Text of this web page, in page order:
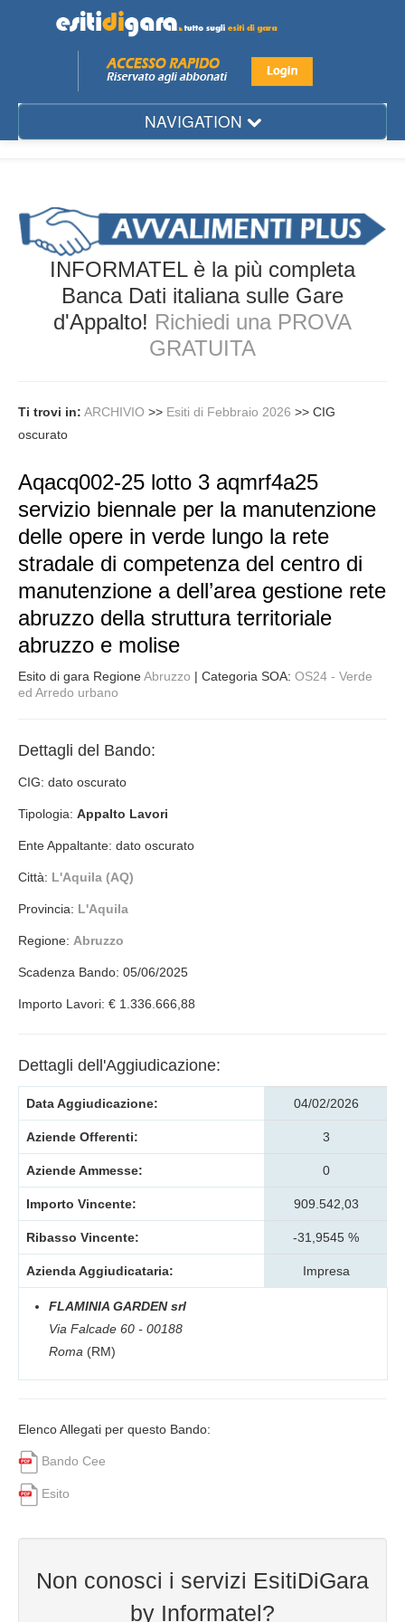
NAVIGATION
Provincia
Città
Settore
Ente
INFORMATEL è la più completa
Banca Dati italiana sulle Gare
d'Appalto! Richiedi una PROVA
GRATUITA
Ti trovi in: ARCHIVIO >> Esiti di Febbraio 2026 >> CIG
oscurato
Aqacq002-25 lotto 3 aqmrf4a25
servizio biennale per la manutenzione
delle opere in verde lungo la rete
stradale di competenza del centro di
manutenzione a dell’area gestione rete
abruzzo della struttura territoriale
abruzzo e molise
Esito di gara RegioneAbruzzo | Categoria SOA: OS24 - Verde
ed Arredo urbano
Dettagli del Bando:
CIG: dato oscurato
Tipologia: Appalto Lavori
Ente Appaltante: dato oscurato
Città: L'Aquila (AQ)
Provincia: L'Aquila
Regione: Abruzzo
Scadenza Bando: 05/06/2025
Importo Lavori: € 1.336.666,88
Dettagli dell'Aggiudicazione:
Data Aggiudicazione: 04/02/2026
Aziende Offerenti: 3
Aziende Ammesse: 0
Importo Vincente: 909.542,03
Ribasso Vincente: -31,9545 %
Azienda Aggiudicataria: Impresa
FLAMINIA GARDEN srl
Via Falcade 60 - 00188
Roma (RM)
Elenco Allegati per questo Bando:
Bando Cee
Esito
Non conosci i servizi EsitiDiGara
by Informatel?